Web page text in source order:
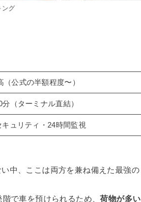
ング
（公式の半額程度〜）
（ターミナル直結）
ュリティ・24時間監視
中、ここは両方を兼ね備えた最強の
で車を預けられるため、荷物が多い